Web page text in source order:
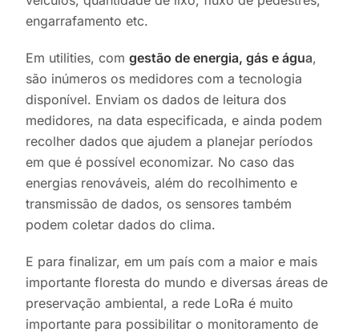
engarrafamento etc.
Em utilities, comgestão de energia, gás e água,
são inúmeros os medidores com a tecnologia
disponível. Enviam os dados de leitura dos
medidores, na data especificada, e ainda podem
recolher dados que ajudem a planejar períodos
em que é possível economizar. No caso das
energias renováveis, além do recolhimento e
transmissão de dados, os sensores também
podem coletar dados do clima.
E para finalizar, em um país com a maior e mais
importante floresta do mundo e diversas áreas de
preservação ambiental, a rede LoRa é muito
importante para possibilitar o monitoramento de